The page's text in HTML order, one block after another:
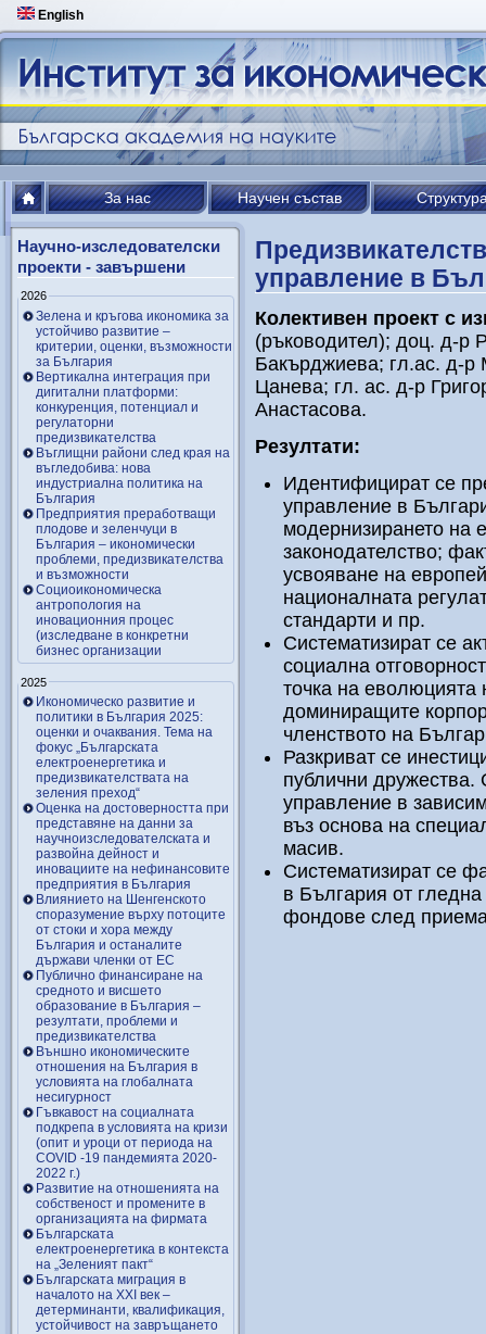
English
За нас Научен състав
Научно-изследователски
проекти - завършени
2026
Зелена и кръгова икономика за
устойчиво развитие –
критерии, оценки, възможности
за България
Вертикална интеграция при
дигитални платформи:
конкуренция, потенциал и
регулаторни
предизвикателства
Въглищни райони след края на
въгледобива: нова
индустриална политика на
България
Предприятия преработващи
плодове и зеленчуци в
България – икономически
проблеми, предизвикателства
и възможности
Социоикономическа
антропология на
иновационния процес
(изследване в конкретни
бизнес организации
2025
Икономическо развитие и
политики в България 2025:
оценки и очаквания. Тема на
фокус „Българската
електроенергетика и
предизвикателствата на
зеления преход“
Оценка на достоверността при
представяне на данни за
научноизследователската и
развойна дейност и
иновациите на нефинансовите
предприятия в България
Влиянието на Шенгенското
споразумение върху потоците
от стоки и хора между
България и останалите
държави членки от ЕС
Публично финансиране на
средното и висшето
образование в България –
резултати, проблеми и
предизвикателства
Външно икономическите
отношения на България в
условията на глобалната
несигурност
Гъвкавост на социалната
подкрепа в условията на кризи
(опит и уроци от периода на
COVID -19 пандемията 2020-
2022 г.)
Развитие на отношенията на
собственост и промените в
организацията на фирмата
Българската
електроенергетика в контекста
на „Зеленият пакт“
Българската миграция в
началото на ХХІ век –
детерминанти, квалификация,
устойчивост на завръщането
управление в
Колективен проект с
(ръководител); доц. д-р
Бакърджиева; гл.ас. д-р
Цанева; гл. ас. д-р
Анастасова.
Резултати:
Идентифицират се
управление в
модернизирането на
законодателство;
усвояване на
националната
стандарти и пр.
Систематизират се
социална
точка на
доминиращите
членството на
Разкриват се
публични дружества.
управление в
въз основа на
масив.
Систематизират се
в България от
фондове след